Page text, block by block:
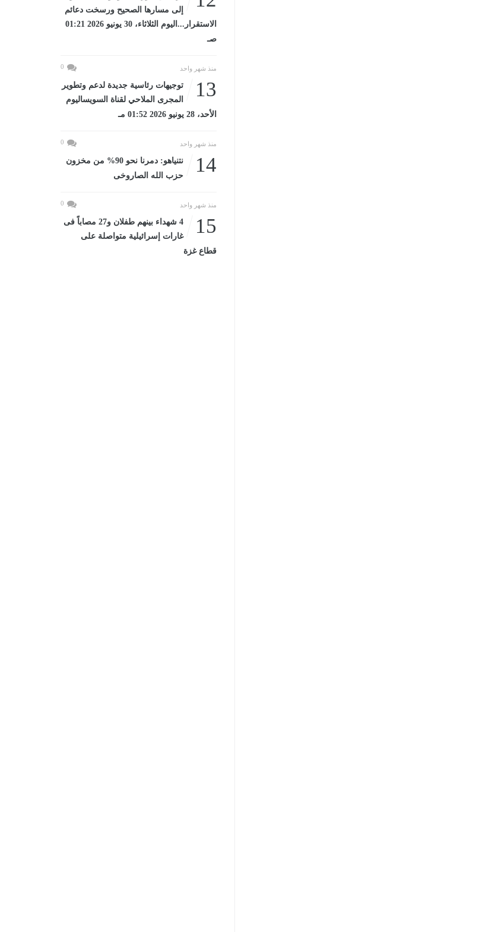
إلى مسارها الصحيح ورسخت دعائم
الاستقرار...اليوم الثلاثاء، 30 يونيو 2026 01:21
صـ
منذ شهر واحد 0
13
توجيهات رئاسية جديدة لدعم وتطوير
المجرى الملاحي لقناة السويساليوم
الأحد، 28 يونيو 2026 01:52 مـ
منذ شهر واحد 0
14
نتنياهو: دمرنا نحو 90% من مخزون
حزب الله الصاروخى
منذ شهر واحد 0
15
4 شهداء بينهم طفلان و27 مصاباً فى
غارات إسرائيلية متواصلة على
قطاع غزة